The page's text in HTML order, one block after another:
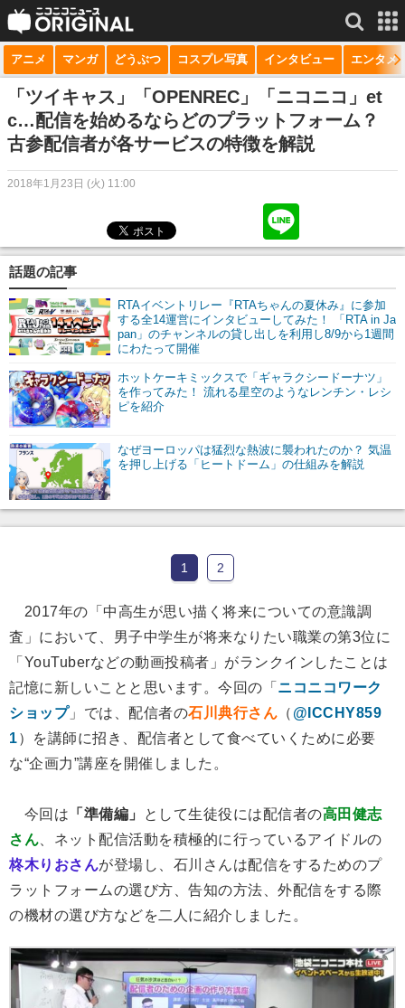
サービス一覧 もっと見る
niconico
動画
生放送
マンガ
ニコニコQ
アニメ マンガ どうぶつ コスプレ写真 インタビュー エンタメ
「ツイキャス」「OPENREC」「ニコニコ」et
c…配信を始めるならどのプラットフォーム？
古参配信者が各サービスの特徴を解説
2018年1月23日 (火) 11:00
話題の記事
RTAイベントリレー『RTAちゃんの夏休み』に参加
する全14運営にインタビューしてみた！ 「RTA in Ja
pan」のチャンネルの貸し出しを利用し8/9から1週間
にわたって開催
ホットケーキミックスで「ギャラクシードーナツ」
を作ってみた！ 流れる星空のようなレンチン・レシ
ピを紹介
なぜヨーロッパは猛烈な熱波に襲われたのか？ 気温
を押し上げる「ヒートドーム」の仕組みを解説
1 2
2017年の「中高生が思い描く将来についての意識調
査」において、男子中学生が将来なりたい職業の第3位に
「YouTuberなどの動画投稿者」がランクインしたことは
記憶に新しいことと思います。今回の「 ニコニコワーク
ショップ」では、配信者の石川典行さん （ @ICCHY859
1）を講師に招き、配信者として食べていくために必要
な“企画力”講座を開催しました。
今回は 「準備編」 として生徒役には配信者の高田健志
さん 、ネット配信活動を積極的に行っているアイドルの
柊木りおさんが登場し、石川さんは配信をするためのプ
ラットフォームの選び方、告知の方法、外配信をする際
の機材の選び方などを二人に紹介しました。